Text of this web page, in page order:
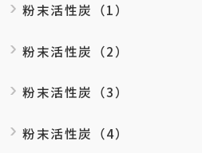
粉末活性炭（1）
粉末活性炭（2）
粉末活性炭（3）
粉末活性炭（4）